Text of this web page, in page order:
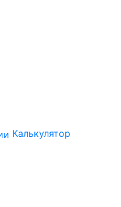
Калькулятор